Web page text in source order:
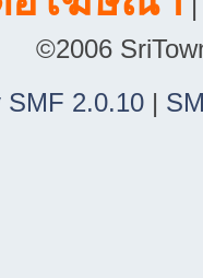
©2006
SMF 2.0.10|